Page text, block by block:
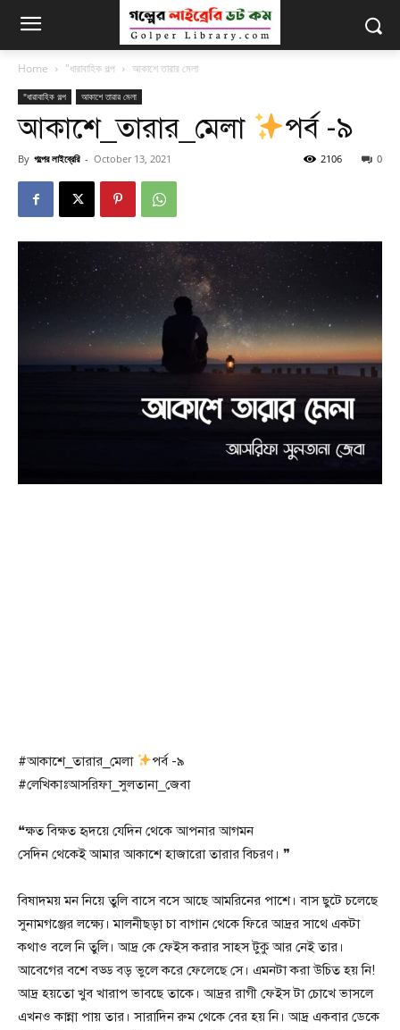
Home "ধারাবাহিক গল্প আকাশে তারার মেলা
"ধারাবাহিক গল্প আকাশে তারার মেলা
আকাশে_তারার_মেলা পর্ব -৯
By গল্পের লাইব্রেরি - October 13, 2021 0
2106
#আকাশে_তারার_মেলা
পর্ব -৯
#লেখিকাঃআসরিফা_সুলতানা_জেবা
❝ক্ষত বিক্ষত হৃদয়ে যেদিন থেকে আপনার আগমন
সেদিন থেকেই আমার আকাশে হাজারো তারার বিচরণ। ❞
বিষাদময় মন নিয়ে তুলি বাসে বসে আছে আমরিনের পাশে। বাস ছুটে চলেছে
সুনামগঞ্জের লক্ষ্যে। মালনীছড়া চা বাগান থেকে ফিরে আদ্রর সাথে একটা
কথাও বলে নি তুলি। আদ্র কে ফেইস করার সাহস টুকু আর নেই তার।
আবেগের বশে বড্ড বড় ভুলে করে ফেলেছে সে। এমনটা করা উচিত হয় নি!
আদ্র হয়তো খুব খারাপ ভাবছে তাকে। আদ্রর রাগী ফেইস টা চোখে ভাসলে
এখনও কান্না পায় তার। সারাদিন রুম থেকে বের হয় নি। আদ্র একবার ডেকে